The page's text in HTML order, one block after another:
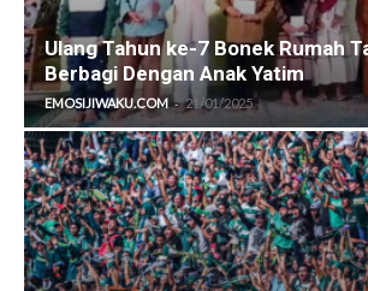
Ulang Tahun ke-7 Bonek Rumah
Berbagi Dengan Anak Yatim
EMOSIJIWAKU.COM - 21/01/2025